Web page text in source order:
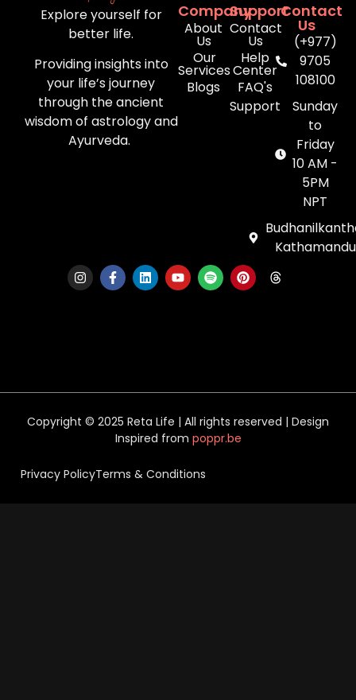
Explore yourself for
better life.
Providing insights into
your life’s journey
through the ancient
wisdom of astrology and
Ayurveda.
Company
About
Us
Our
Services
Blogs
Support
Contact
Us
Help
Center
FAQ's
Support
Contact
Us
(+977)
9705
108100
Sunday
to
Friday
10 AM -
5PM
NPT
Kathamandu
Copyright © 2025 Reta Life | All rights reserved | Design
Inspired from poppr.be
Privacy PolicyTerms & Conditions